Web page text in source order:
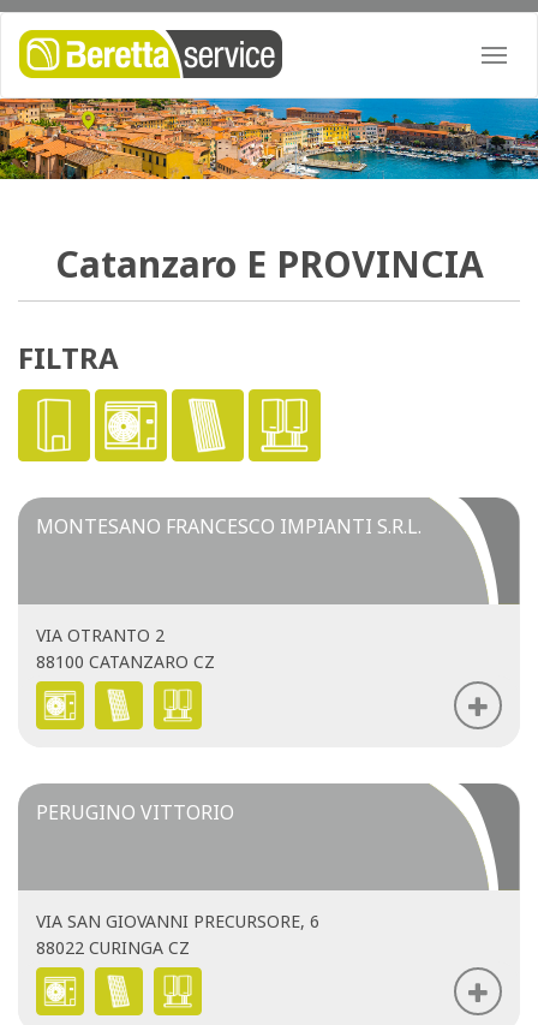
Catanzaro E PROVINCIA
FILTRA
MONTESANO FRANCESCO IMPIANTI S.R.L.
VIA OTRANTO 2
88100 CATANZARO CZ
PERUGINO VITTORIO
VIA SAN GIOVANNI PRECURSORE, 6
88022 CURINGA CZ